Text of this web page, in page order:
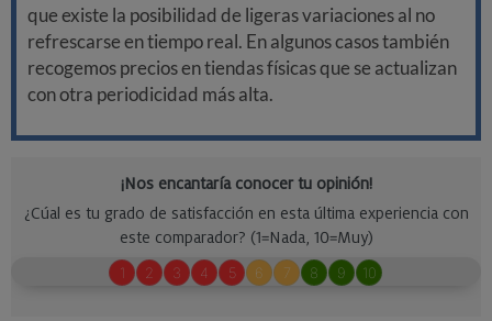
que existe la posibilidad de ligeras variaciones al no
refrescarse en tiempo real. En algunos casos también
recogemos precios en tiendas físicas que se actualizan
con otra periodicidad más alta.